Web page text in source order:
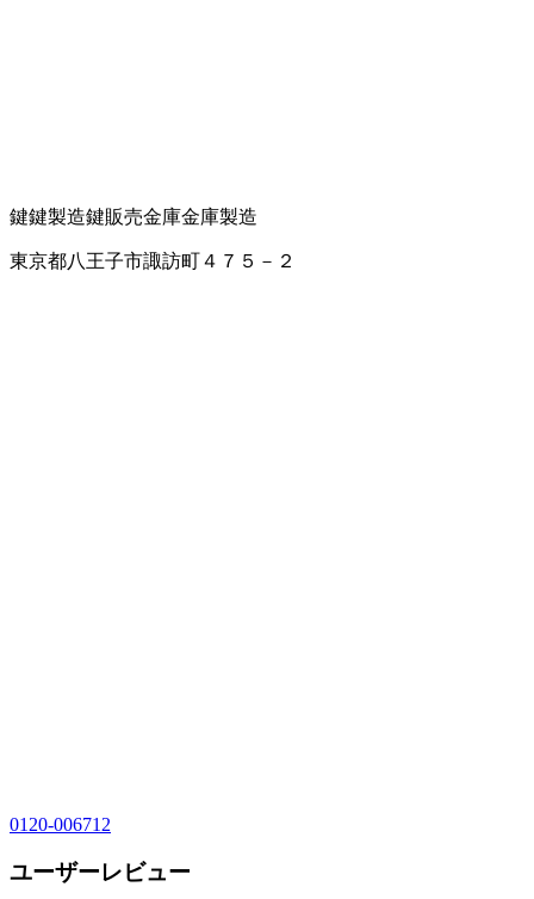
鍵鍵製造鍵販売金庫金庫製造
東京都八王子市諏訪町４７５－２
0120-006712
ユーザーレビュー